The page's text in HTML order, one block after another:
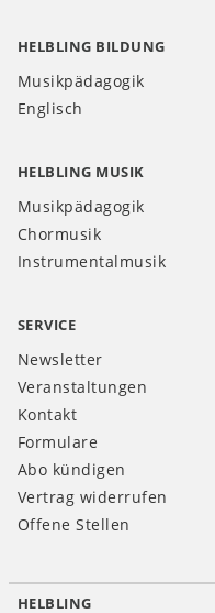
HELBLING BILDUNG
Musikpädagogik
Englisch
HELBLING MUSIK
Musikpädagogik
Chormusik
Instrumentalmusik
SERVICE
Newsletter
Veranstaltungen
Kontakt
Formulare
Abo kündigen
Vertrag widerrufen
Offene Stellen
HELBLING